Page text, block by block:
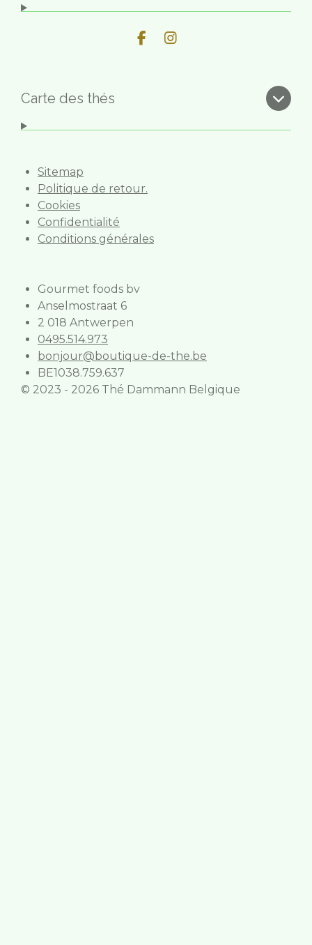
F
I
Carte des thés
Sitemap
Politique de retour.
Cookies
Confidentialité
Conditions générales
Gourmet foods bv
Anselmostraat 6
2 018 Antwerpen
0495.514.973
bonjour@boutique-de-the.be
BE1038.759.637
© 2023 - 2026 Thé Dammann Belgique